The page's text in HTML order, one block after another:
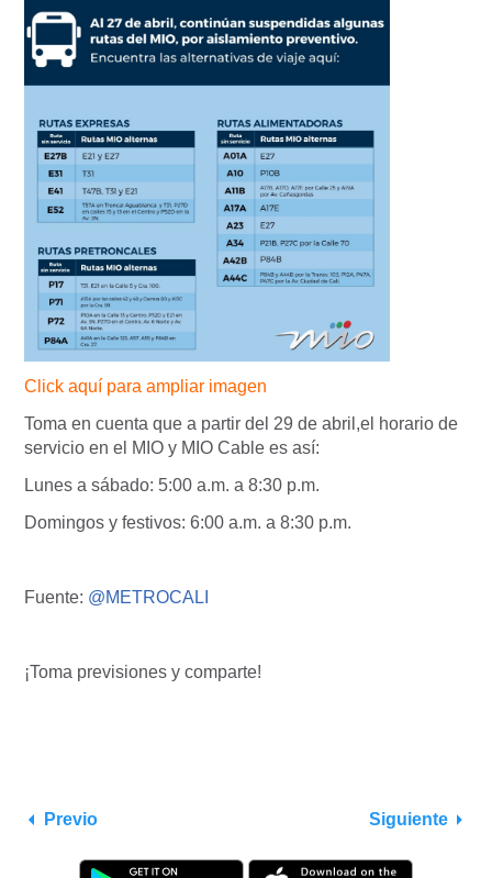
Click aquí para ampliar imagen
Toma en cuenta que a partir del 29 de abril,el horario de
servicio en el MIO y MIO Cable es así:
Lunes a sábado: 5:00 a.m. a 8:30 p.m.
Domingos y festivos: 6:00 a.m. a 8:30 p.m.
Fuente: @METROCALI
¡Toma previsiones y comparte!
Previo Siguiente